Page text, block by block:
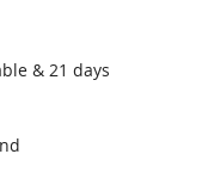
& 21 days